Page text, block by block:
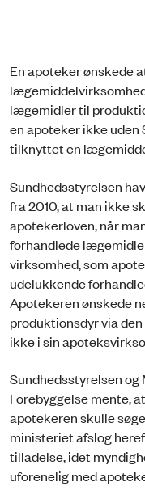
En apoteker ønskede
lægemidler til
en apoteker ikke
tilknyttet en
Sundhedsstyrelsen
fra 2010, at man ikke
apotekerloven, når
forhandlede
virksomhed, som
udelukkende
Apotekeren ønskede
produktionsdyr via
ikke i sin
Sundhedsstyrelsen og
Forebyggelse mente,
apotekeren skulle
ministeriet afslog
tilladelse, idet
uforenelig med